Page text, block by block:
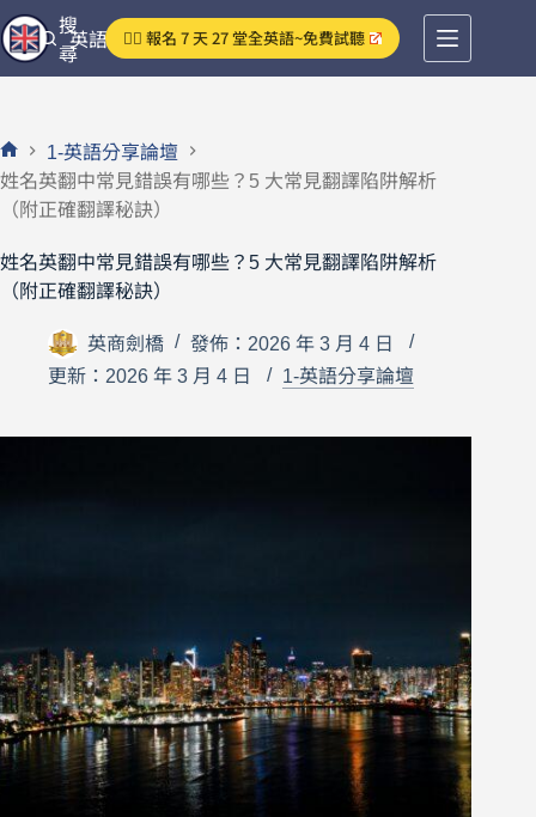
跳
至
主
容
英語分享論壇
搜
尋
👉🏻 報名 7 天 27 堂全英語~免費試聽
首
頁
1-英語分享論壇
姓名英翻中常見錯誤有哪些？5 大常見翻譯陷阱解析
（附正確翻譯秘訣）
姓名英翻中常見錯誤有哪些？5 大常見翻譯陷阱解析
（附正確翻譯秘訣）
英商劍橋
發佈：2026 年 3 月 4 日
更新：2026 年 3 月 4 日
1-英語分享論壇